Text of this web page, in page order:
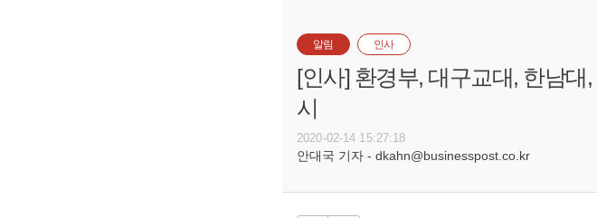
알림 인사
[인사] 환경부, 대구교대, 한남
시
2020-02-14 15:27:18
안대국 기자 - dkahn@businesspost.co.kr